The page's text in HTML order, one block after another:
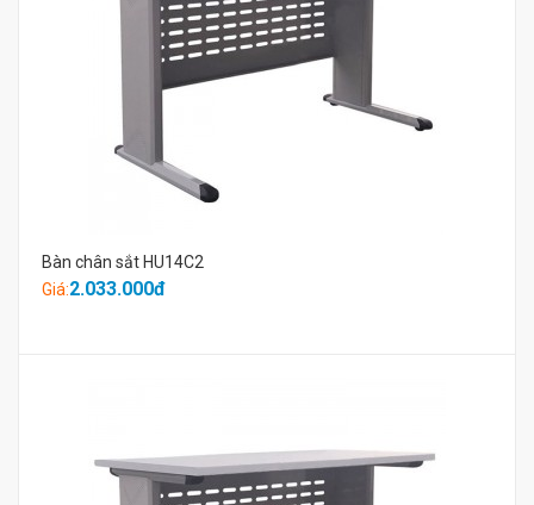
Bàn chân sắt HU14C2
Giá:2.033.000đ